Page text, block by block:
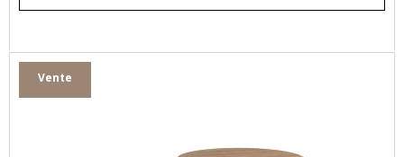
Vente